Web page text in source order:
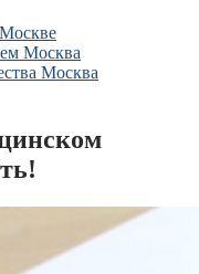
Москва
Москва